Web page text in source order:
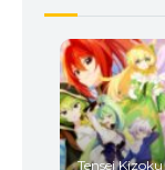
Tensei Kizoku